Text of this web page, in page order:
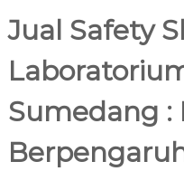
Jual Safety
Sumedang :